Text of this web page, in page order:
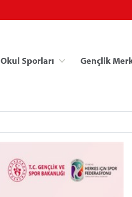
Okul Sporları Gençlik
Kredi/Yurt İşlemleri